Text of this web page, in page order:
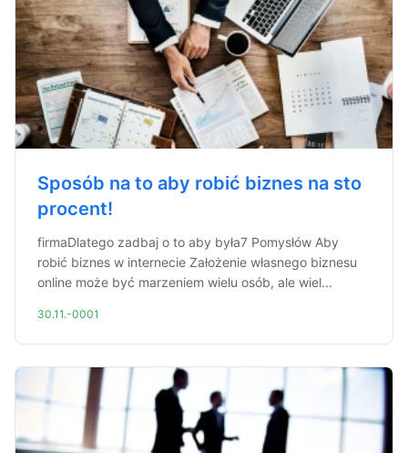
Sposób na to aby robić biznes na sto
procent!
firmaDlatego zadbaj o to aby była7 Pomysłów Aby
robić biznes w internecie Założenie własnego biznesu
online może być marzeniem wielu osób, ale wiel...
30.11.-0001